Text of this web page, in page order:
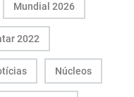
Mundial 2026
2022
Núcleos